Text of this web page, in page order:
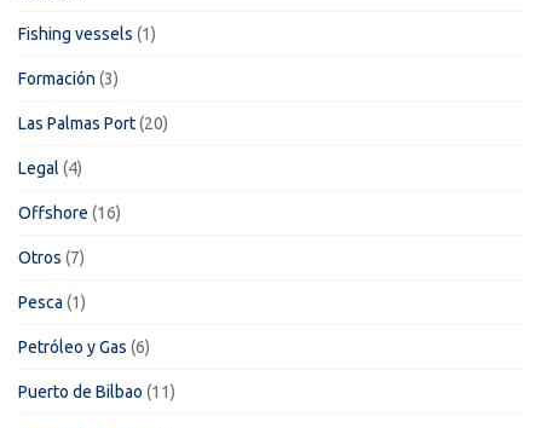
Fishing vessels (1)
Formación (3)
Las Palmas Port(20)
Legal (4)
Offshore (16)
Otros (7)
Pesca (1)
Petróleo y Gas (6)
Puerto de Bilbao (11)